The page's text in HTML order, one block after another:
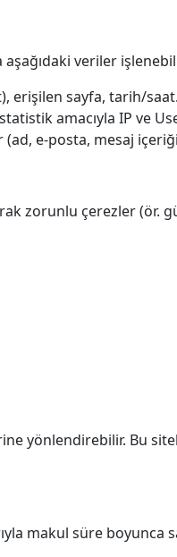
aşağıdaki veriler
erişilen sayfa, tarih/saat.
amacıyla IP ve
e-posta, mesaj içeriği)
zorunlu çerezler (ör.
yönlendirebilir. Bu
makul süre boyunca